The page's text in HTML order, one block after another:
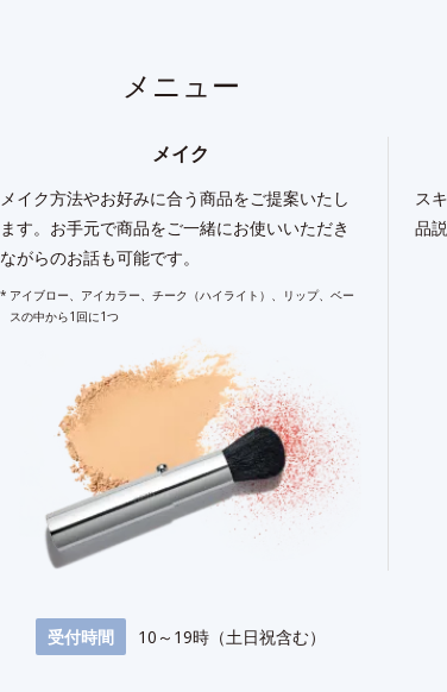
メニュー
メイク
メイク方法やお好みに合う商品をご提案いたし
ます。お手元で商品をご一緒にお使いいただき
ながらのお話も可能です。
アイブロー、アイカラー、チーク（ハイライト）、リップ、ベー
スの中から1回に1つ
ス
品
受付時間 10～19時（土日祝含む）